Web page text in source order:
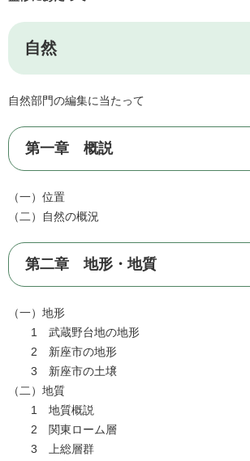
自然
自然部門の編集に当たって
第一章 概説
（一）位置
（二）自然の概況
第二章 地形・地質
（一）地形
1 武蔵野台地の地形
2 新座市の地形
3 新座市の土壌
（二）地質
1 地質概説
2 関東ローム層
3 上総層群